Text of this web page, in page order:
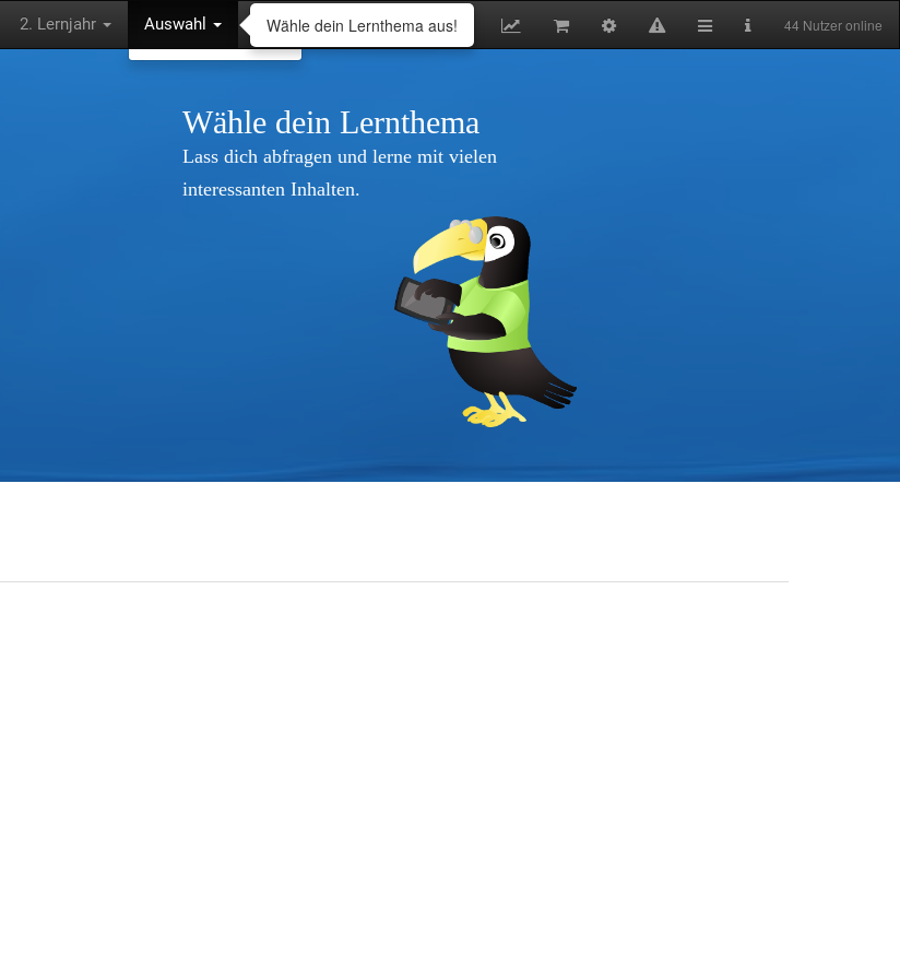
2. Lernjahr Auswahl 44 Nutzer online
Wähle dein Lernthema
Lass dich abfragen und lerne mit vielen
interessanten Inhalten.
Wähle dein Lernthema aus!